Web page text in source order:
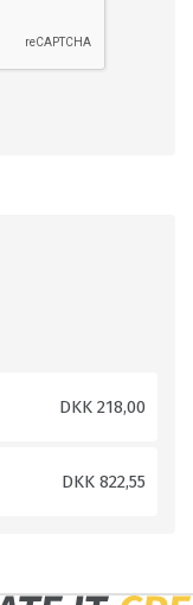
DKK 218,00
DKK 822,55